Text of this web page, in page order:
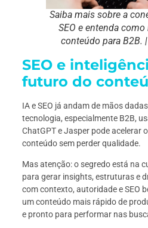
Saiba mais sobre a
SEO e entenda
conteúdo para B2B.
SEO e
futuro do
IA e SEO já andam de mãos
tecnologia, especialmente B2B,
ChatGPT e Jasper pode acelerar
conteúdo sem perder qualidade.
Mas atenção: o segredo está na
para gerar insights, estruturas e
com contexto, autoridade e SEO
um conteúdo mais rápido de
e pronto para performar nas